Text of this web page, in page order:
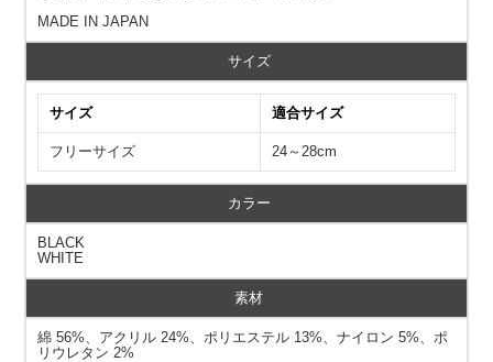
MADE IN JAPAN
サイズ
サイズ 適合サイズ
フリーサイズ 24～28cm
カラー
BLACK
WHITE
素材
綿 56%、アクリル 24%、ポリエステル 13%、ナイロン 5%、ポ
リウレタン 2%